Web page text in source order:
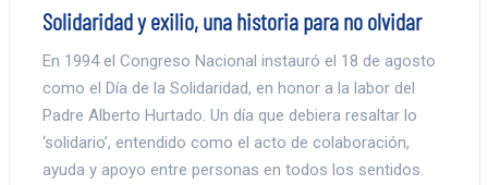
Solidaridad y exilio, una historia para no olvidar
En 1994 el Congreso Nacional instauró el 18 de agosto
como el Día de la Solidaridad, en honor a la labor del
Padre Alberto Hurtado. Un día que debiera resaltar lo
‘solidario’, entendido como el acto de colaboración,
ayuda y apoyo entre personas en todos los sentidos.